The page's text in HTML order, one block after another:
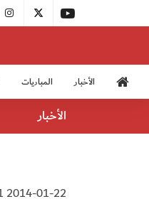
مودرن سبورت يُتوج بطلًا لدوري الدرجة الثالثة
الأخبار المباريات
الأخبار
2014-01-22 14:01